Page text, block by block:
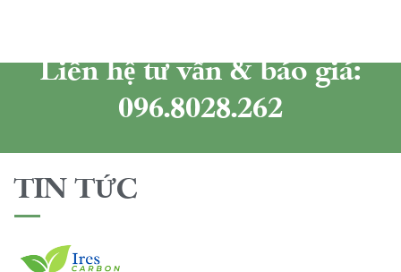
Liên hệ tư vấn & báo giá:
096.8028.262
TIN TỨC